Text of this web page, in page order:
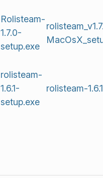
Rolisteam-
1.7.0-
setup.exe
rolisteam-
1.6.1-
setup.exe
rolisteam-